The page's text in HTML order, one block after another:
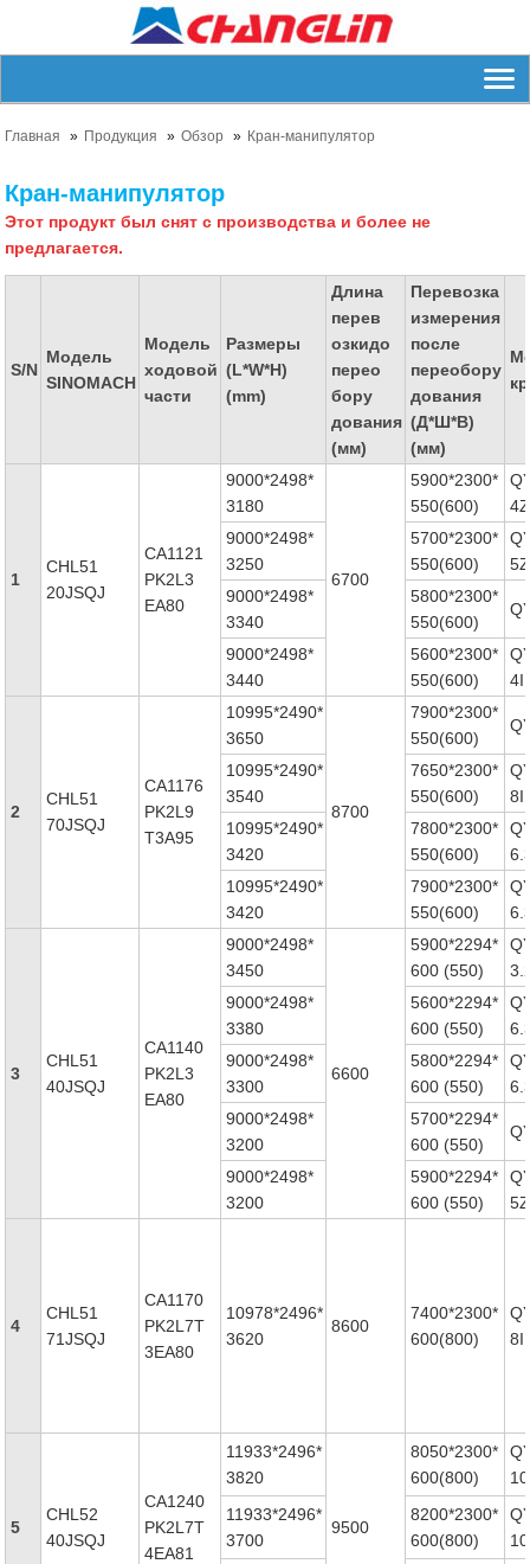
Главная Продукция Обзор Кран-манипулятор
Кран-манипулятор
Этот продукт был снят с производства и более не
предлагается.
S/N
Модель
SINOMACH
Модель
ходовой
части
Размеры
(L*W*H)
(mm)
Длина
перев
озкидо
перео
бору
дования
(мм)
Перевозка
измерения
после
переобору
дования
(Д*Ш*В)
(мм)
1
CHL51
20JSQJ
CA1121
PK2L3
EA80
9000*2498*
3180
6700
5900*2300*
550(600)
9000*2498*
3250
5700*2300*
550(600)
9000*2498*
3340
5800*2300*
550(600)
9000*2498*
3440
5600*2300*
550(600)
2
CHL51
70JSQJ
CA1176
PK2L9
T3A95
10995*2490*
3650
8700
7900*2300*
550(600)
10995*2490*
3540
7650*2300*
550(600)
10995*2490*
3420
7800*2300*
550(600)
10995*2490*
3420
7900*2300*
550(600)
3
CHL51
40JSQJ
CA1140
PK2L3
EA80
9000*2498*
3450
6600
5900*2294*
600 (550)
9000*2498*
3380
5600*2294*
600 (550)
9000*2498*
3300
5800*2294*
600 (550)
9000*2498*
3200
5700*2294*
600 (550)
9000*2498*
3200
5900*2294*
600 (550)
4
CHL51
71JSQJ
CA1170
PK2L7T
3EA80
10978*2496*
3620
8600
7400*2300*
600(800)
5
CHL52
40JSQJ
CA1240
PK2L7T
4EA81
11933*2496*
3820
9500
8050*2300*
600(800)
11933*2496*
3700
8200*2300*
600(800)